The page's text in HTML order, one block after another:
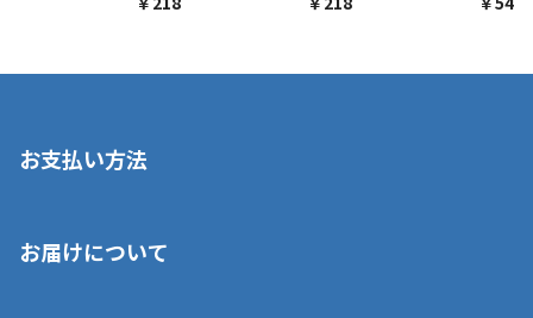
お支払い方法
いいただくことはできません。ご了承ください。
お届けについて